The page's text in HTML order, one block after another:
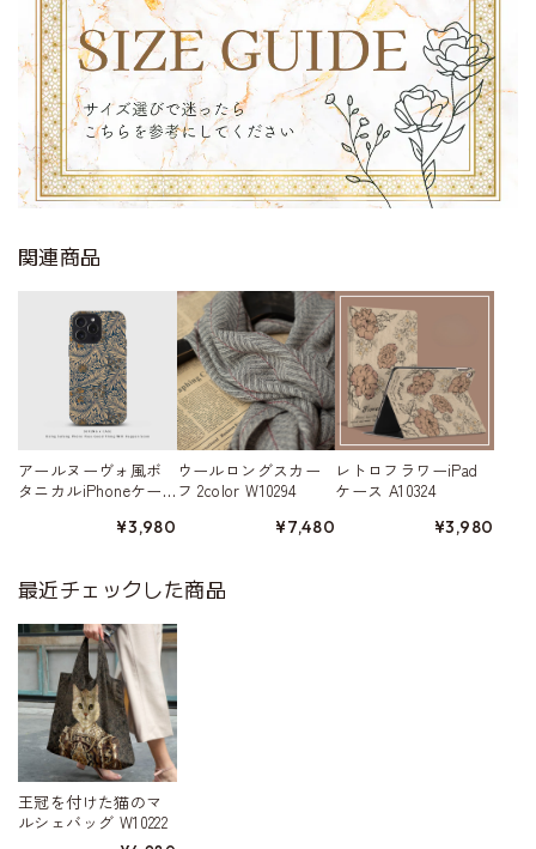
関連商品
アールヌーヴォ風ボ
タニカルiPhoneケー
¥3,980
ウールロングスカー
フ 2color W10294
¥7,480
レトロフラワーiPad
ケース A10324
¥3,980
最近チェックした商品
王冠を付けた猫のマ
ルシェバッグ W10222